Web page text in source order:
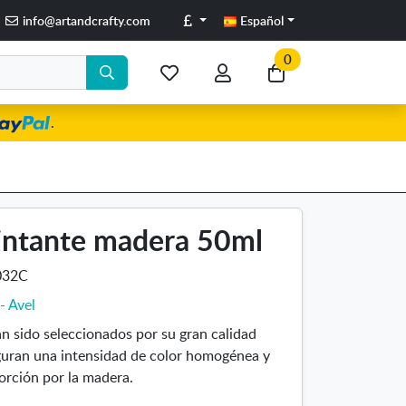
info@artandcrafty.com Libras Español
artículoscuenta
Ir
a
0
.
madera 50ml
Avel
sido seleccionados por su gran calidad
una intensidad de color homogénea y
por la madera.